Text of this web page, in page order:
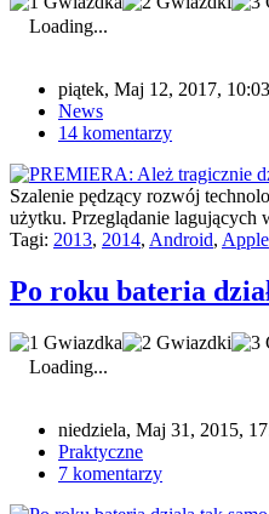
Loading...
piątek, Maj 12, 2017, 10:03
News
14 komentarzy
Szalenie pędzący rozwój
użytku. Przeglądanie lagujących
Tagi: 2013, 2014, Android, Apple
Po roku bateria
Loading...
niedziela, Maj 31, 2015,
Praktyczne
7 komentarzy